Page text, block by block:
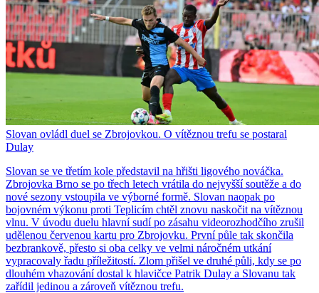
Slovan ovládl duel se Zbrojovkou. O vítěznou trefu se postaral
Dulay
Slovan se ve třetím kole představil na hřišti ligového nováčka.
Zbrojovka Brno se po třech letech vrátila do nejvyšší soutěže a do
nové sezony vstoupila ve výborné formě. Slovan naopak po
bojovném výkonu proti Teplicím chtěl znovu naskočit na vítěznou
vlnu. V úvodu duelu hlavní sudí po zásahu videorozhodčího zrušil
udělenou červenou kartu pro Zbrojovku. První půle tak skončila
bezbrankově, přesto si oba celky ve velmi náročném utkání
vypracovaly řadu příležitostí. Zlom přišel ve druhé půli, kdy se po
dlouhém vhazování dostal k hlavičce Patrik Dulay a Slovanu tak
zařídil jedinou a zároveň vítěznou trefu.